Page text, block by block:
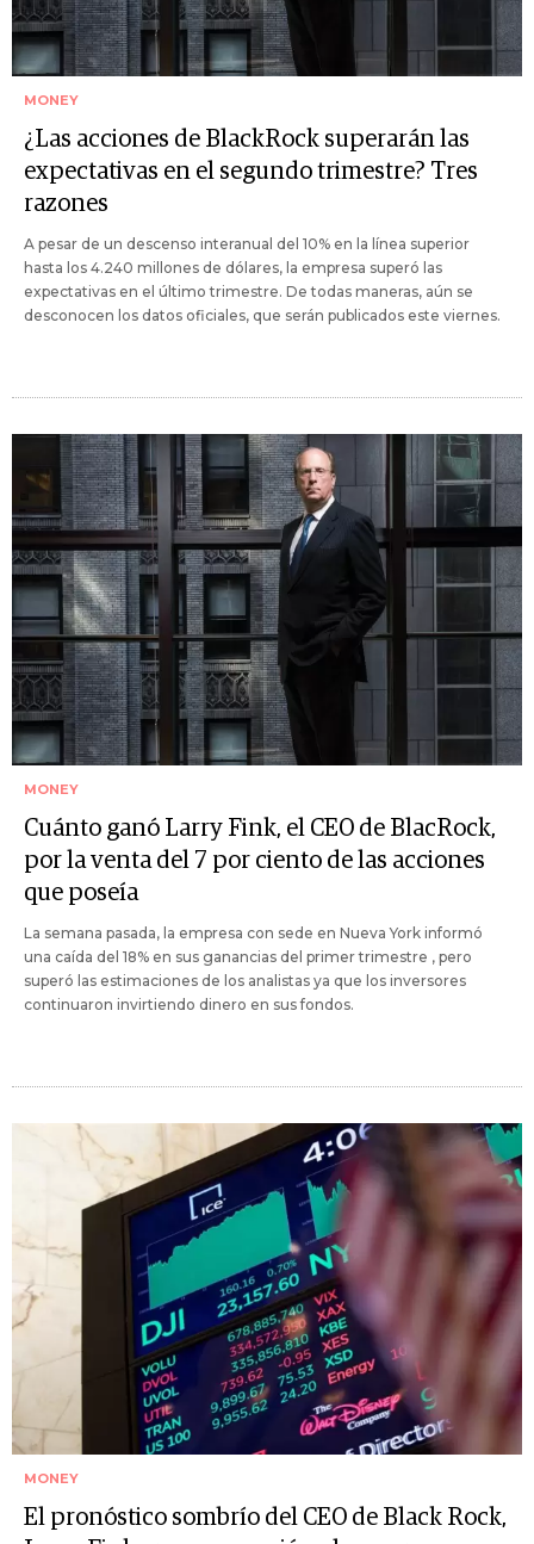
MONEY
¿Las acciones de BlackRock superarán las
expectativas en el segundo trimestre? Tres
razones
A pesar de un descenso interanual del 10% en la línea superior
hasta los 4.240 millones de dólares, la empresa superó las
expectativas en el último trimestre. De todas maneras, aún se
desconocen los datos oficiales, que serán publicados este viernes.
MONEY
Cuánto ganó Larry Fink, el CEO de BlacRock,
por la venta del 7 por ciento de las acciones
que poseía
La semana pasada, la empresa con sede en Nueva York informó
una caída del 18% en sus ganancias del primer trimestre , pero
superó las estimaciones de los analistas ya que los inversores
continuaron invirtiendo dinero en sus fondos.
MONEY
El pronóstico sombrío del CEO de Black Rock,